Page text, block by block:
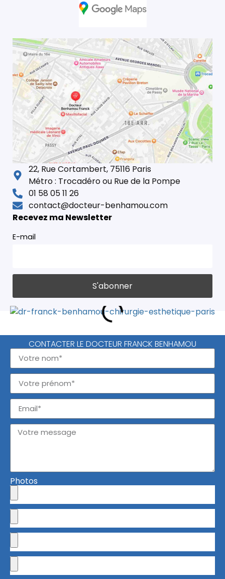
22, Rue Cortambert, 75116 Paris
Métro : Trocadéro ou Rue de la Pompe
01 58 05 11 26
contact@docteur-benhamou.com
Recevez ma Newsletter
E-mail
CONTACTER LE DOCTEUR FRANCK BENHAMOU
Photos